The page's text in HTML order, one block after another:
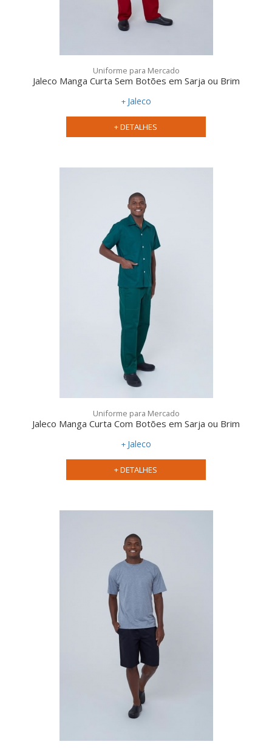
Uniforme para Mercado
Jaleco Manga Curta Sem Botões em Sarja ou Brim
Jaleco
+ DETALHES
Uniforme para Mercado
Jaleco Manga Curta Com Botões em Sarja ou Brim
Jaleco
+ DETALHES